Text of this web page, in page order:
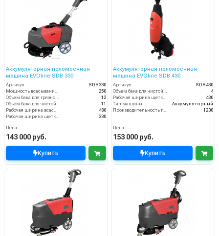
Аккумуляторная поломоечная
машина EVOline SDB 330
Артикул
SDB330
Мощность всасывания, Вт
250
Объем бака для грязной воды, л
12
Объем бака для чистой воды, л
11
Рабочая ширина всасывания (мм)
480
Рабочая ширина щетки, мм
330
Цена
143 000 руб.
Купить
Аккумуляторная поломоечная
машина EVOline SDB 430
Артикул
SDB430
Объем бака для чистой воды, л
4
Рабочая ширина щетки, мм
430
Тип машины
Аккумуляторный
Производительность по площади (м2/ч)
1200
Цена
153 000 руб.
Купить